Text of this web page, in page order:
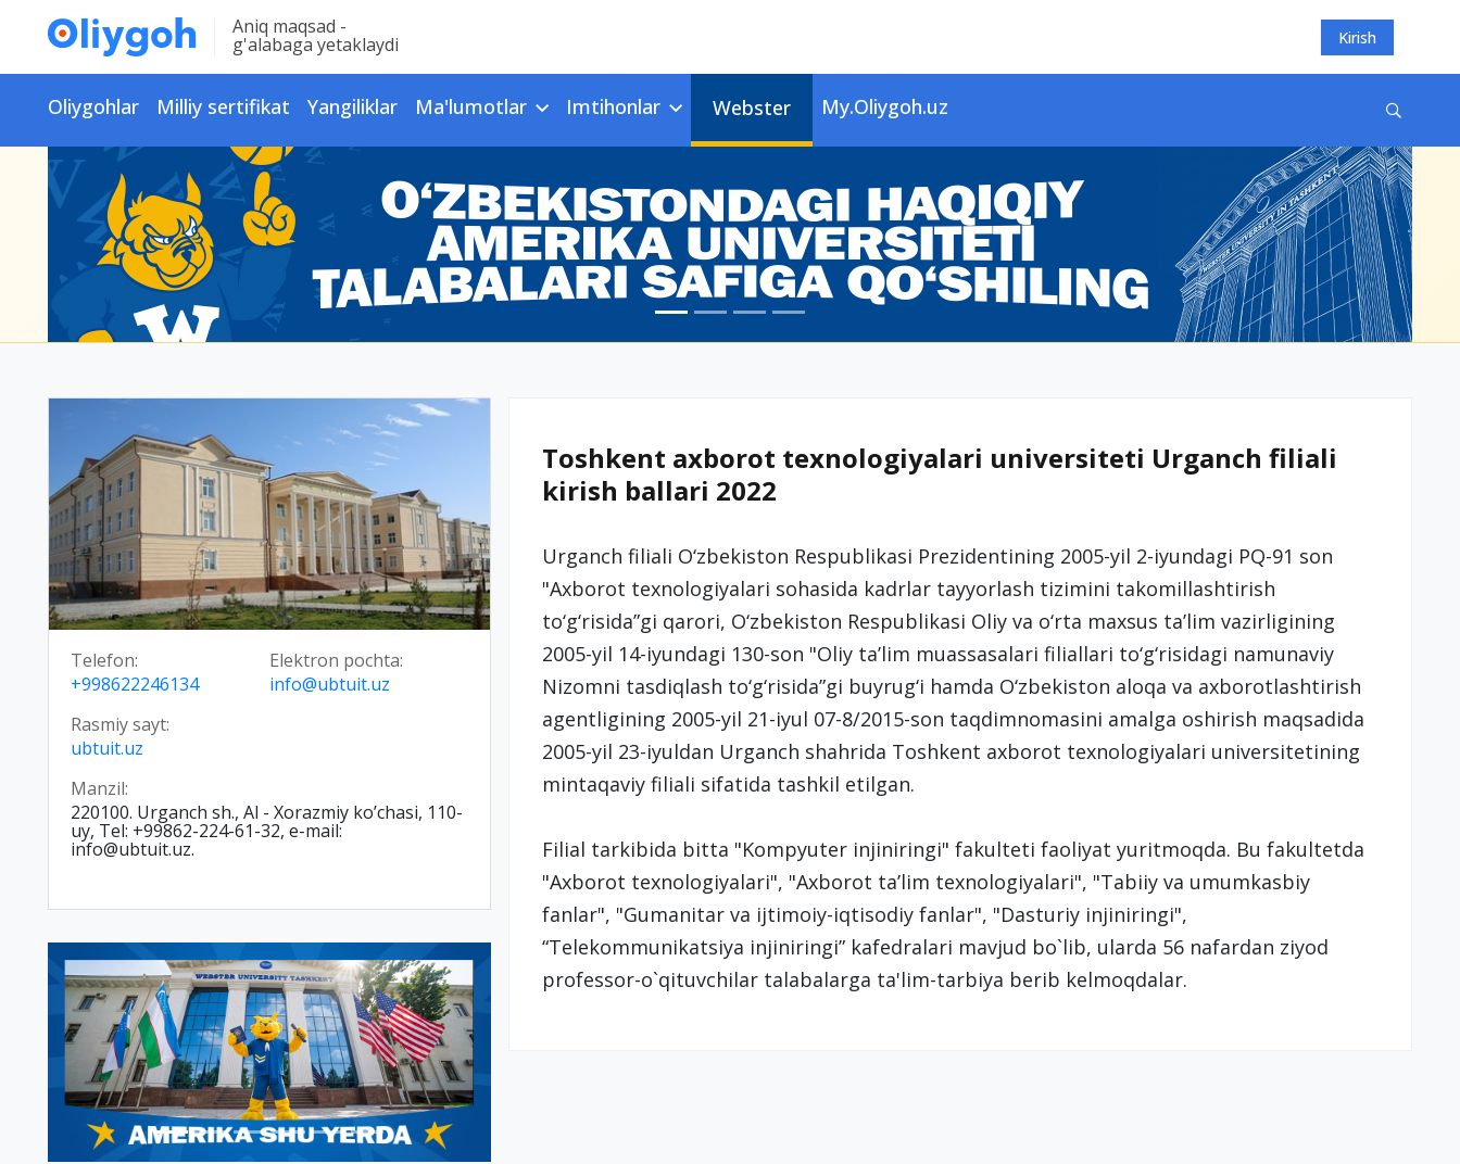
Aniq maqsad -
g'alabaga yetaklaydi Kirish
Oliygohlar Milliy sertifikat Yangiliklar Ma'lumotlar Imtihonlar Webster My.Oliygoh.uz
Telefon:
+998622246134
Elektron pochta:
info@ubtuit.uz
Rasmiy sayt:
ubtuit.uz
Manzil:
220100. Urganch sh., Al - Хorazmiy ko’chasi, 110-
uy, Tel: +99862-224-61-32, e-mail:
info@ubtuit.uz.
Toshkent axborot texnologiyalari universiteti Urganch filiali
kirish ballari 2022
Urganch filiali O‘zbekiston Respublikasi Prezidentining 2005-yil 2-iyundagi PQ-91 son
"Axborot texnologiyalari sohasida kadrlar tayyorlash tizimini takomillashtirish
to‘g‘risida”gi qarori, O‘zbekiston Respublikasi Oliy va o‘rta maxsus ta’lim vazirligining
2005-yil 14-iyundagi 130-son "Oliy ta’lim muassasalari filiallari to‘g‘risidagi namunaviy
Nizomni tasdiqlash to‘g‘risida”gi buyrug‘i hamda O‘zbekiston aloqa va axborotlashtirish
agentligining 2005-yil 21-iyul 07-8/2015-son taqdimnomasini amalga oshirish maqsadida
2005-yil 23-iyuldan Urganch shahrida Toshkent axborot texnologiyalari universitetining
mintaqaviy filiali sifatida tashkil etilgan.
Filial tarkibida bitta "Kompyuter injiniringi" fakulteti faoliyat yuritmoqda. Bu fakultetda
"Axborot texnologiyalari", "Axborot ta’lim texnologiyalari", "Tabiiy va umumkasbiy
fanlar", "Gumanitar va ijtimoiy-iqtisodiy fanlar", "Dasturiy injiniringi",
“Telekommunikatsiya injiniringi” kafedralari mavjud bo`lib, ularda 56 nafardan ziyod
professor-o`qituvchilar talabalarga ta'lim-tarbiya berib kelmoqdalar.